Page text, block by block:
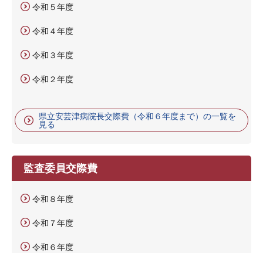
令和５年度
令和４年度
令和３年度
令和２年度
県立安芸津病院長交際費（令和６年度まで）の一覧を
見る
監査委員交際費
令和８年度
令和７年度
令和６年度